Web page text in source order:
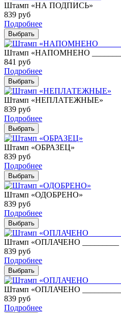
Штамп «НА ПОДПИСЬ»
839 руб
Подробнее
Выбрать
Штамп «НАПОМНЕНО
841 руб
Подробнее
Выбрать
Штамп «НЕПЛАТЕЖНЫЕ»
839 руб
Подробнее
Выбрать
Штамп «ОБРАЗЕЦ»
839 руб
Подробнее
Выбрать
Штамп «ОДОБРЕНО»
839 руб
Подробнее
Выбрать
Штамп «ОПЛАЧЕНО _________
839 руб
Подробнее
Выбрать
Штамп «ОПЛАЧЕНО
839 руб
Подробнее